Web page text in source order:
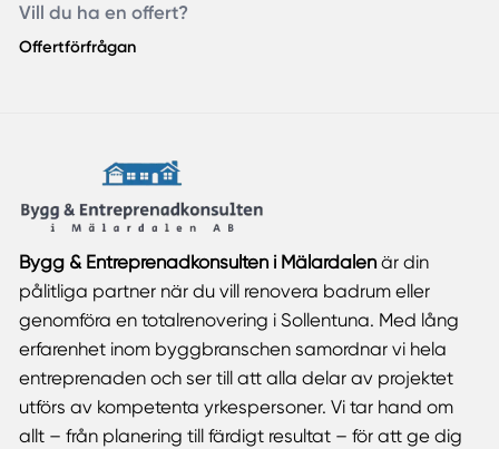
Vill du ha en offert?
Offertförfrågan
Bygg & Entreprenadkonsulten i Mälardalenär din
pålitliga partner när du vill renovera badrum eller
genomföra en totalrenovering i Sollentuna. Med lång
erfarenhet inom byggbranschen samordnar vi hela
entreprenaden och ser till att alla delar av projektet
utförs av kompetenta yrkespersoner. Vi tar hand om
allt – från planering till färdigt resultat – för att ge dig